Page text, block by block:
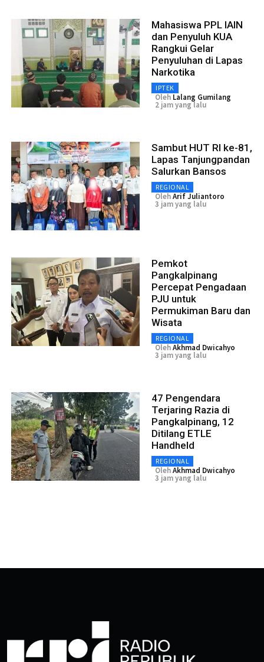
Mahasiswa PPL IAIN
dan Penyuluh KUA
Rangkui Gelar
Penyuluhan di Lapas
Narkotika
IPTEK
Oleh Lalang Gumilang
2 jam yang lalu
Sambut HUT RI ke-81,
Lapas Tanjungpandan
Salurkan Bansos
REGIONAL
OlehArif Juliantoro
3 jam yang lalu
Pemkot
Pangkalpinang
Percepat Pengadaan
PJU untuk
Permukiman Baru dan
Wisata
REGIONAL
OlehAkhmad Dwicahyo
3 jam yang lalu
47 Pengendara
Terjaring Razia di
Pangkalpinang, 12
Ditilang ETLE
Handheld
REGIONAL
OlehAkhmad Dwicahyo
3 jam yang lalu